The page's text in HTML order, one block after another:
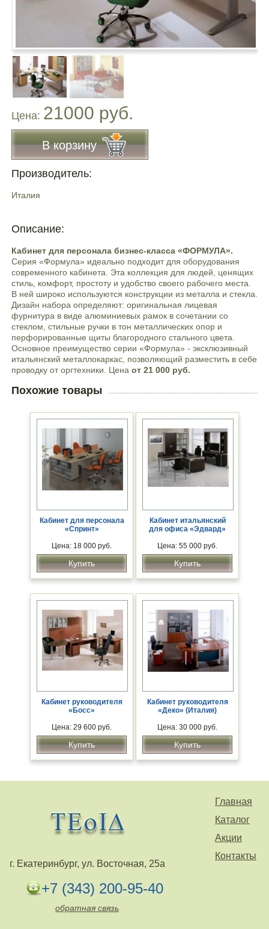
Цена: 21000 руб.
В корзину
Производитель:
Италия
Описание:
Кабинет для персонала бизнес-класса «ФОРМУЛА».
Серия «Формула» идеально подходит для оборудования
современного кабинета. Эта коллекция для людей, ценящих
стиль, комфорт, простоту и удобство своего рабочего места.
В ней широко используются конструкции из металла и стекла.
Дизайн набора определяют: оригинальная лицевая
фурнитура в виде алюминиевых рамок в сочетании со
стеклом, стильные ручки в тон металлических опор и
перфорированные щиты благородного стального цвета.
Основное преимущество серии «Формула» - эксклюзивный
итальянский металлокаркас, позволяющий разместить в себе
проводку от оргтехники. Цена от 21 000 руб.
Похожие товары
Кабинет для персонала
«Спринт»
Цена: 18 000 руб.
Купить
Кабинет итальянский
для офиса «Эдвард»
Цена: 55 000 руб.
Купить
Кабинет руководителя
«Босс»
Цена: 29 600 руб.
Купить
Кабинет руководителя
«Деко» (Италия)
Цена: 30 000 руб.
Купить
Главная
Каталог
Акции
Контакты
г. Екатеринбург, ул. Восточная, 25а
+7 (343) 200-95-40
обратная связь